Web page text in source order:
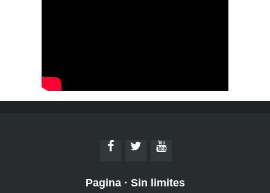
Pagina· Sin limites